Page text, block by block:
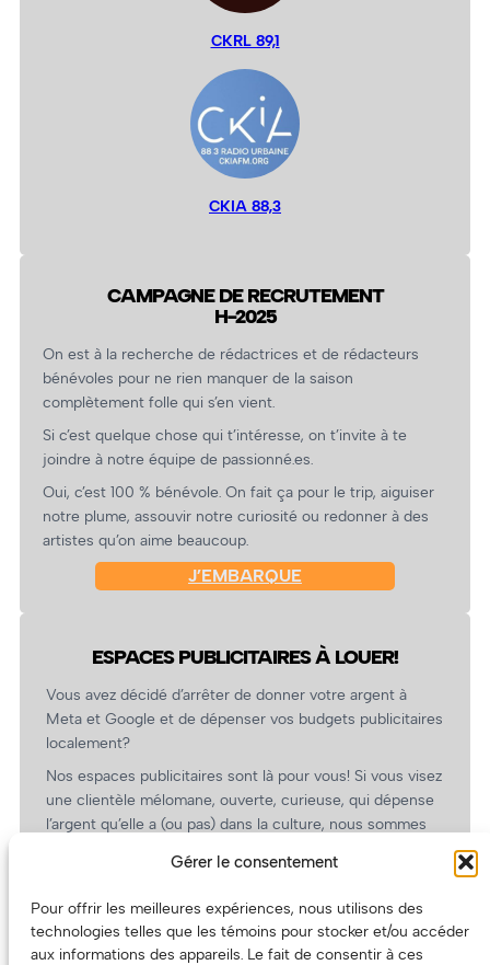
Gérer le consentement
Pour offrir les meilleures expériences, nous utilisons des
technologies telles que les témoins pour stocker et/ou accéder
aux informations des appareils. Le fait de consentir à ces
CKRL 89,1
CKIA 88,3
CAMPAGNE DE RECRUTEMENT
H-2025
On est à la recherche de rédactrices et de rédacteurs
bénévoles pour ne rien manquer de la saison
complètement folle qui s’en vient.
Si c’est quelque chose qui t’intéresse, on t’invite à te
joindre à notre équipe de passionné.es.
Oui, c’est 100 % bénévole. On fait ça pour le trip, aiguiser
notre plume, assouvir notre curiosité ou redonner à des
artistes qu’on aime beaucoup.
J’EMBARQUE
ESPACES PUBLICITAIRES À LOUER!
Vous avez décidé d’arrêter de donner votre argent à
Meta et Google et de dépenser vos budgets publicitaires
localement?
Nos espaces publicitaires sont là pour vous! Si vous visez
une clientèle mélomane, ouverte, curieuse, qui dépense
l’argent qu’elle a (ou pas) dans la culture, nous sommes
revient.
(Oui, on va avoir des tarifs spéciaux pour vous, les